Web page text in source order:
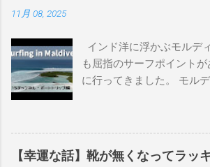
ーメイドビーチ 最もロン
イント スナッパー、レイ
ーンマウント、クーリービ
狙っているポイント バ
ンボーベイ、クーリービ
ポイント ベルズビーチ、
11月 08, 2025
インド洋に浮かぶモルデ
も屈指のサーフポイント
に行ってきました。 モル
テルやリゾートに滞在し
を独占するスタイル。も
ポイントを巡る「ボートト
回はそのボートトリップ
【幸運な話】靴が無くなってラッ